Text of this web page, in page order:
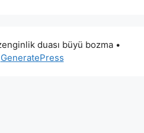
duası büyü bozma •
GeneratePress